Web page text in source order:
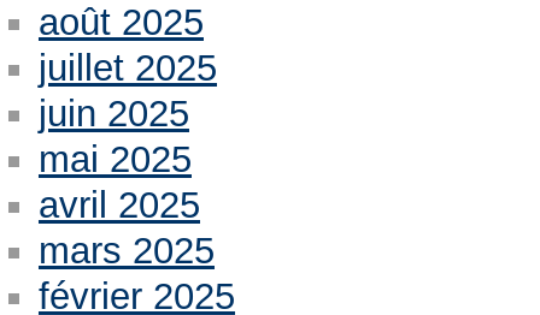
août 2025
juillet 2025
juin 2025
mai 2025
avril 2025
mars 2025
février 2025